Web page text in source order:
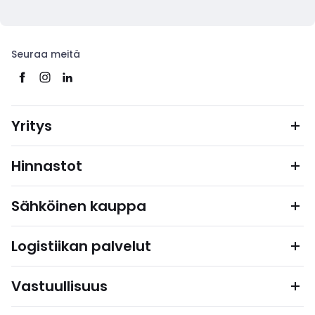
Seuraa meitä
Yritys
Hinnastot
Sähköinen kauppa
Logistiikan palvelut
Vastuullisuus